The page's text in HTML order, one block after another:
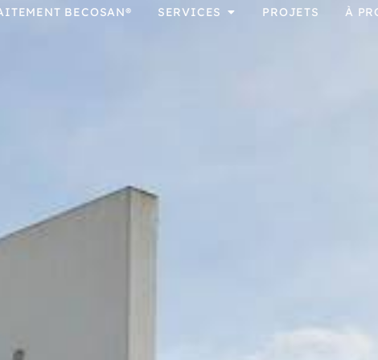
BECOSAN® SERVICES PROJETS À